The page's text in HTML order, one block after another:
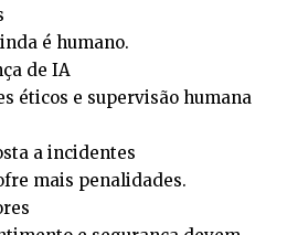
é humano.
de IA
éticos e supervisão humana
a incidentes
mais penalidades.